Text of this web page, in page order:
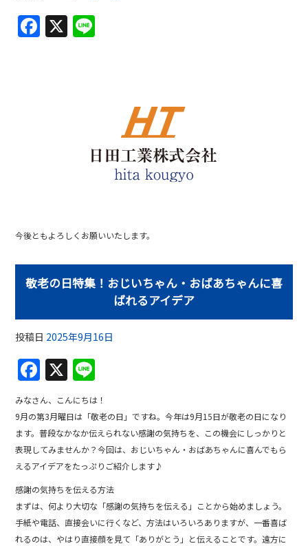
F
a
X
今後ともよろしくお願いいたします。
敬老の日特集！おじいちゃん・おばあちゃんに喜
ばれるアイデア
投稿日 2025年9月16日
F
a
c
e
b
o
o
k
X
n
e
みなさん、こんにちは！
9月の第3月曜日は「敬老の日」ですね。今年は9月15日が敬老の日になり
ます。普段なかなか伝えられない感謝の気持ちを、この機会にしっかりと
表現してみませんか？今回は、おじいちゃん・おばあちゃんに喜んでもら
えるアイデアをたっぷりご紹介します♪
感謝の気持ちを伝える方法
まずは、何より大切な「感謝の気持ちを伝える」ことから始めましょう。
手紙や電話、直接会いに行くなど、方法はいろいろありますが、一番喜ば
れるのは、やはり直接顔を見て「ありがとう」と伝えることです。遠方に